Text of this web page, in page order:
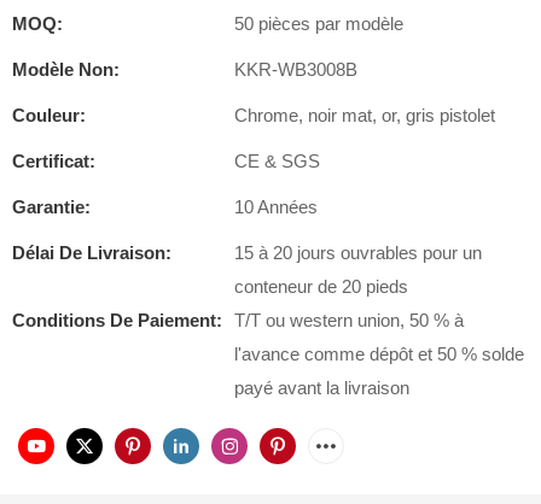
MOQ: 50 pièces par modèle
Modèle Non: KKR-WB3008B
Couleur: Chrome, noir mat, or, gris pistolet
Certificat: CE & SGS
Garantie: 10 Années
Délai De Livraison:
15 à 20 jours ouvrables pour un
conteneur de 20 pieds
Conditions De Paiement:
T/T ou western union, 50 % à
l'avance comme dépôt et 50 % solde
payé avant la livraison